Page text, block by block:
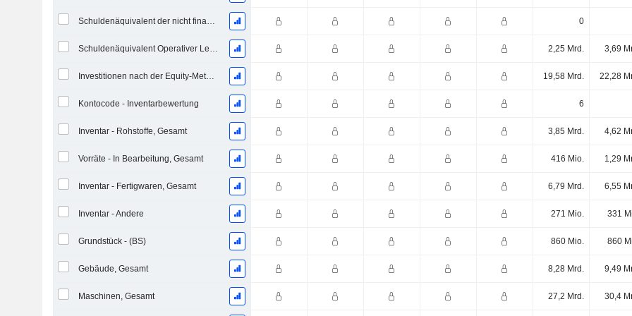
Schuldenäquivalent der nicht finanzierten projizierten Leistungspflicht 0
Schuldenäquivalent Operativer Leasingverträge 2,25 Mrd. 3,69
Investitionen nach der Equity-Methode, Gesamt 19,58 Mrd. 22,28
Kontocode - Inventarbewertung 6
Inventar - Rohstoffe, Gesamt 3,85 Mrd. 4,62
Vorräte - In Bearbeitung, Gesamt 416 Mio. 1,29
Inventar - Fertigwaren, Gesamt 6,79 Mrd. 6,55
Inventar - Andere 271 Mio. 331
Grundstück - (BS) 860 Mio. 860
Gebäude, Gesamt 8,28 Mrd. 9,49
Maschinen, Gesamt 27,2 Mrd. 30,4